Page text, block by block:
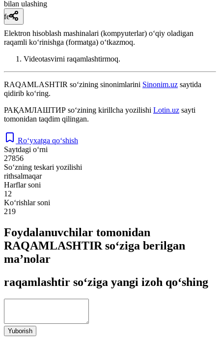
bilan ulashing
fe’l
Elektron hisoblash mashinalari (kompyuterlar) oʻqiy oladigan
raqamli koʻrinishga (formatga) oʻtkazmoq.
Videotasvirni raqamlashtirmoq.
RAQAMLASHTIR so‘zining sinonimlarini Sinonim.uz saytida
qidirib ko‘ring.
РАҚАМЛАШТИР so‘zining kirillcha yozilishi Lotin.uz sayti
tomonidan taqdim qilingan.
Ro‘yxatga qo‘shish
Saytdagi o‘rni
27856
So‘zning teskari yozilishi
rithsalmaqar
Harflar soni
12
Ko‘rishlar soni
219
Foydalanuvchilar tomonidan
RAQAMLASHTIR so‘ziga berilgan
ma’nolar
raqamlashtir so‘ziga yangi izoh qo‘shing
Yuborish